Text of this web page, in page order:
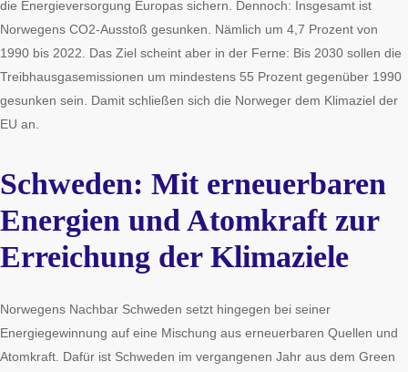
die Energieversorgung Europas sichern. Dennoch: Insgesamt ist
Norwegens CO2-Ausstoß gesunken. Nämlich um 4,7 Prozent von
1990 bis 2022. Das Ziel scheint aber in der Ferne: Bis 2030 sollen die
Treibhausgasemissionen um mindestens 55 Prozent gegenüber 1990
gesunken sein. Damit schließen sich die Norweger dem Klimaziel der
EU an.
Schweden: Mit erneuerbaren
Energien und Atomkraft zur
Erreichung der Klimaziele
Norwegens Nachbar Schweden setzt hingegen bei seiner
Energiegewinnung auf eine Mischung aus erneuerbaren Quellen und
Atomkraft. Dafür ist Schweden im vergangenen Jahr aus dem Green